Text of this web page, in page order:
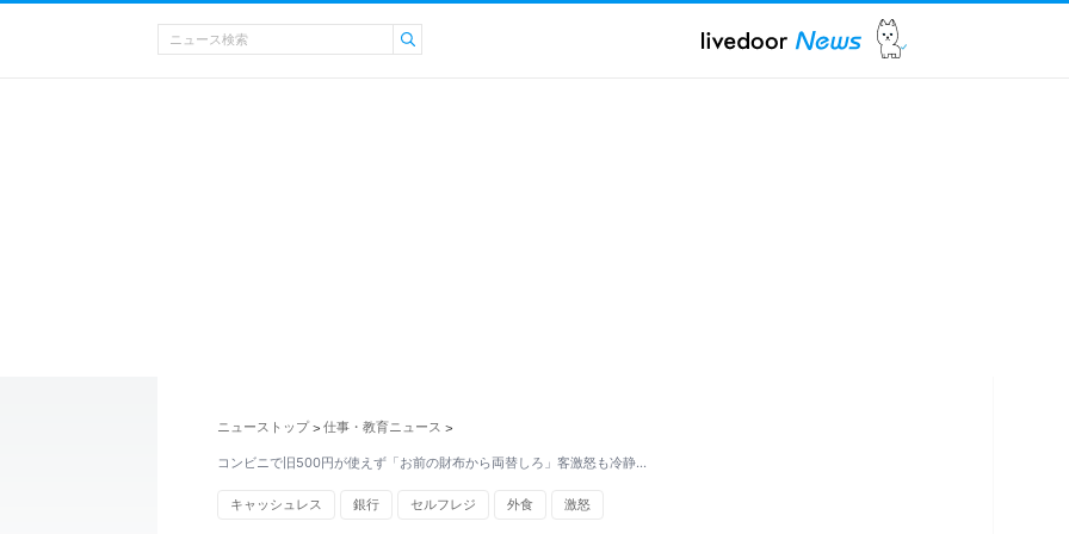
ニューストップ > 仕事・教育ニュース >
コンビニで旧500円が使えず「お前の財布から両替しろ」客激怒も冷静…
キャッシュレス 銀行 セルフレジ 外食 激怒